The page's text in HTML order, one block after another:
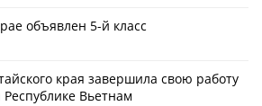
объявлен 5-й класс
края завершила свою работу
Вьетнам